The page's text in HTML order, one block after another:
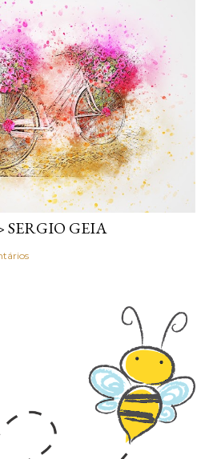
SERGIO GEIA